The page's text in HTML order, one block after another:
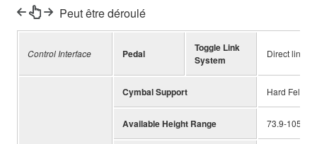
Peut être déroulé
Control Interface Pedal
Toggle Link
System
Direct link
Cymbal Support Hard Felt
Available Height Range 73.9-105.2